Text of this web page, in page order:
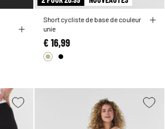
Short cycliste de base de couleur
unie
€ 16,99